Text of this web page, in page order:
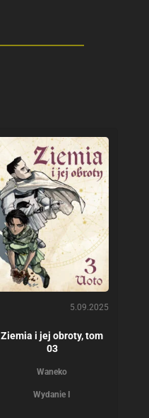
5.09.2025
Ziemia i jej obroty, tom
03
Waneko
Wydanie I